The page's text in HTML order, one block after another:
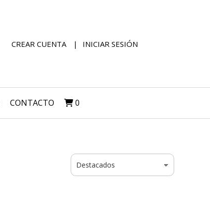
CREAR CUENTA INICIAR SESIÓN
CONTACTO 0